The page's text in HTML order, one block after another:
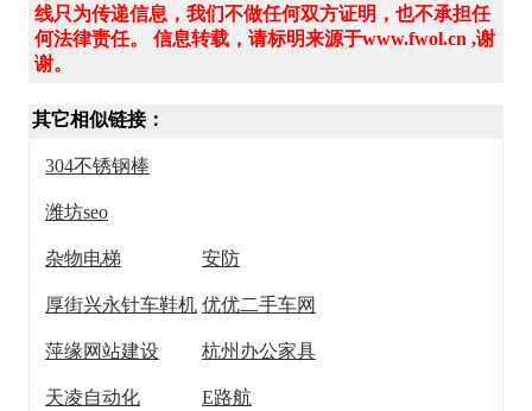
线只为传递信息，我们不做任何双方证明，也不承担任
何法律责任。 信息转载，请标明来源于www.fwol.cn ,谢
谢。
其它相似链接：
304不锈钢棒
潍坊seo
杂物电梯
厚街兴永针车鞋机
萍缘网站建设
天凌自动化
安防
优优二手车网
杭州办公家具
E路航